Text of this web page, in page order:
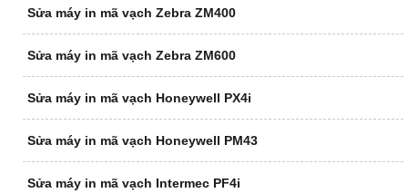
Sửa máy in mã vạch Zebra ZM400
Sửa máy in mã vạch Zebra ZM600
Sửa máy in mã vạch Honeywell PX4i
Sửa máy in mã vạch Honeywell PM43
Sửa máy in mã vạch Intermec PF4i